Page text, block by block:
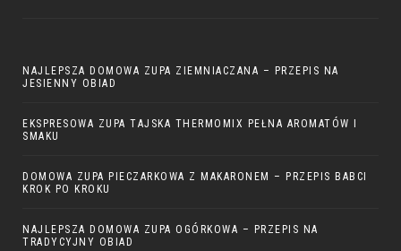
NAJLEPSZA DOMOWA ZUPA ZIEMNIACZANA – PRZEPIS NA
JESIENNY OBIAD
EKSPRESOWA ZUPA TAJSKA THERMOMIX PEŁNA AROMATÓW I
SMAKU
DOMOWA ZUPA PIECZARKOWA Z MAKARONEM – PRZEPIS BABCI
KROK PO KROKU
NAJLEPSZA DOMOWA ZUPA OGÓRKOWA – PRZEPIS NA
TRADYCYJNY OBIAD